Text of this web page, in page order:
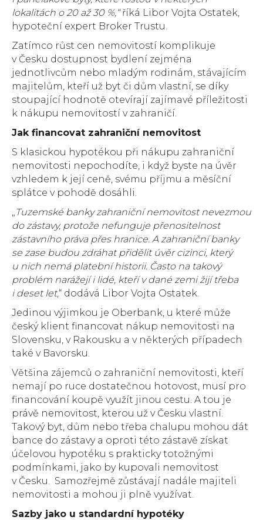
lokalitách o 20 až 30 %,“říká Libor Vojta Ostatek,
hypoteční expert Broker Trustu.
Zatímco růst cen nemovitostí komplikuje
v Česku dostupnost bydlení zejména
jednotlivcům nebo mladým rodinám, stávajícím
majitelům, kteří už byt či dům vlastní, se díky
stoupající hodnotě otevírají zajímavé příležitosti
k nákupu nemovitostí v zahraničí.
Jak financovat zahraniční nemovitost
S klasickou hypotékou při nákupu zahraniční
nemovitosti nepochodíte, i když byste na úvěr
vzhledem k její ceně, svému příjmu a měsíční
splátce v pohodě dosáhli.
Tuzemské banky zahraniční nemovitost nevezmou
do zástavy, protože nefunguje přenositelnost
zástavního práva přes hranice. A zahraniční banky
se zase budou zdráhat přidělit úvěr cizinci, který
u nich nemá platební historii. Často na takový
problém narážejí i lidé, kteří v dané zemi žijí třeba
i deset let,“ dodává Libor Vojta Ostatek.
Jedinou výjimkou je Oberbank, u které může
český klient financovat nákup nemovitosti na
Slovensku, v Rakousku a v některých případech
také v Bavorsku.
Většina zájemců o zahraniční nemovitosti, kteří
nemají po ruce dostatečnou hotovost, musí pro
financování koupě využít jinou cestu. A tou je
právě nemovitost, kterou už v Česku vlastní.
Takový byt, dům nebo třeba chalupu mohou dát
bance do zástavy a oproti této zástavě získat
účelovou hypotéku s prakticky totožnými
podmínkami, jako by kupovali nemovitost
v Česku. Samozřejmě zůstávají nadále majiteli
nemovitosti a mohou ji plně využívat.
Sazby jako u standardní hypotéky